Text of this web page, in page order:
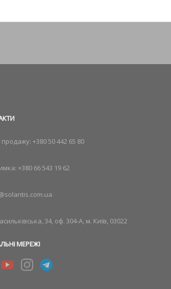
продажу: +380 50 442 65 80
+380 66 543 19 62
34, оф. 304-А, м. Київ, 03022
МЕРЕЖІ